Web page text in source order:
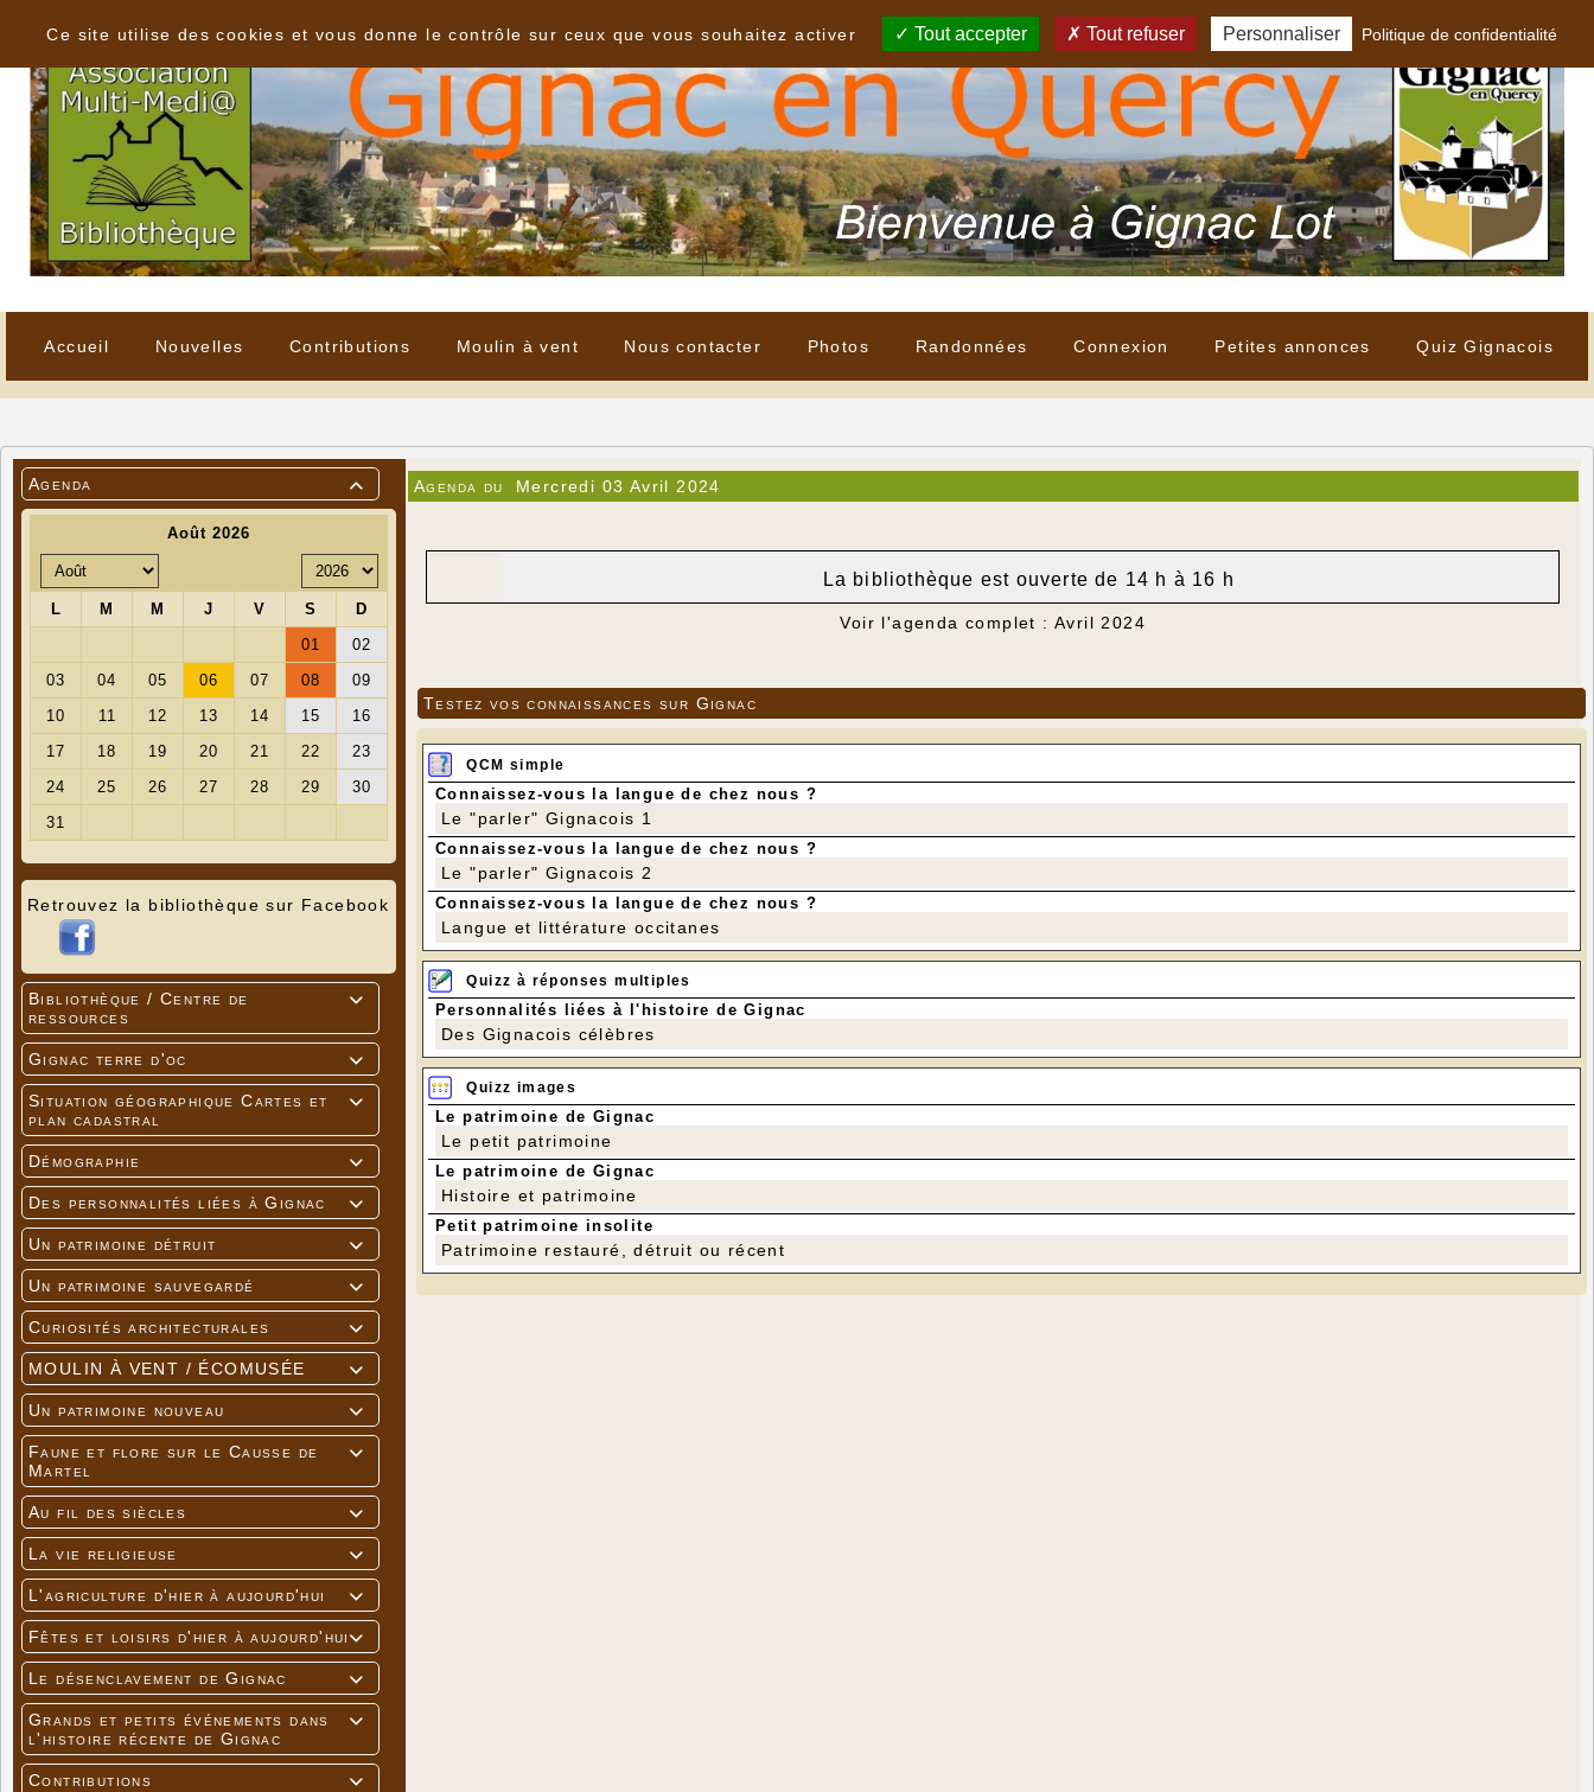
Accueil Nouvelles Contributions Moulin à vent Nous contacter Photos Randonnées Connexion Petites annonces Quiz Gignacois

Agenda
Retrouvez la bibliothèque sur Facebook

Bibliothèque / Centre de
ressources

Gignac terre d'oc

Situation géographique Cartes et
plan cadastral

Démographie

Des personnalités liées à Gignac

Un patrimoine détruit

Un patrimoine sauvegardé

Curiosités architecturales

MOULIN À VENT / ÉCOMUSÉE

Un patrimoine nouveau

Faune et flore sur le Causse de
Martel

Au fil des siècles

La vie religieuse

L'agriculture d'hier à aujourd'hui

Fêtes et loisirs d'hier à aujourd'hui

Le désenclavement de Gignac

Grands et petits événements dans
l'histoire récente de Gignac

Contributions
Agenda du Mercredi 03 Avril 2024
La bibliothèque est ouverte de 14 h à 16 h
Voir l'agenda complet : Avril 2024
Testez vos connaissances sur Gignac
QCM simple
Connaissez-vous la langue de chez nous ?
Le "parler" Gignacois 1
Connaissez-vous la langue de chez nous ?
Le "parler" Gignacois 2
Connaissez-vous la langue de chez nous ?
Langue et littérature occitanes
Quizz à réponses multiples
Personnalités liées à l'histoire de Gignac
Des Gignacois célèbres
Quizz images
Le patrimoine de Gignac
Le petit patrimoine
Le patrimoine de Gignac
Histoire et patrimoine
Petit patrimoine insolite
Patrimoine restauré, détruit ou récent
Ce site utilise des cookies et vous donne le contrôle sur ceux que vous souhaitez activer
Tout accepter Tout refuser Personnaliser Politique de confidentialité